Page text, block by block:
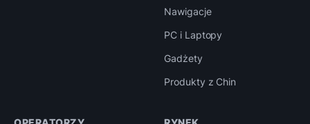
Nawigacje
PC i Laptopy
Gadżety
Produkty z Chin